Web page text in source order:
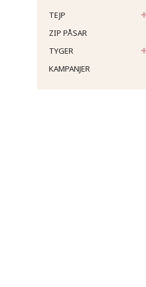
TEJP
ZIP PÅSAR
TYGER
KAMPANJER